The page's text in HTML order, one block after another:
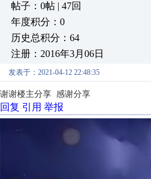
帖子：0帖 | 47回
年度积分：0
历史总积分：64
注册：2016年3月06日
发表于：2021-04-12 22:48:35
谢谢楼主分享 感谢分享
回复 引用 举报